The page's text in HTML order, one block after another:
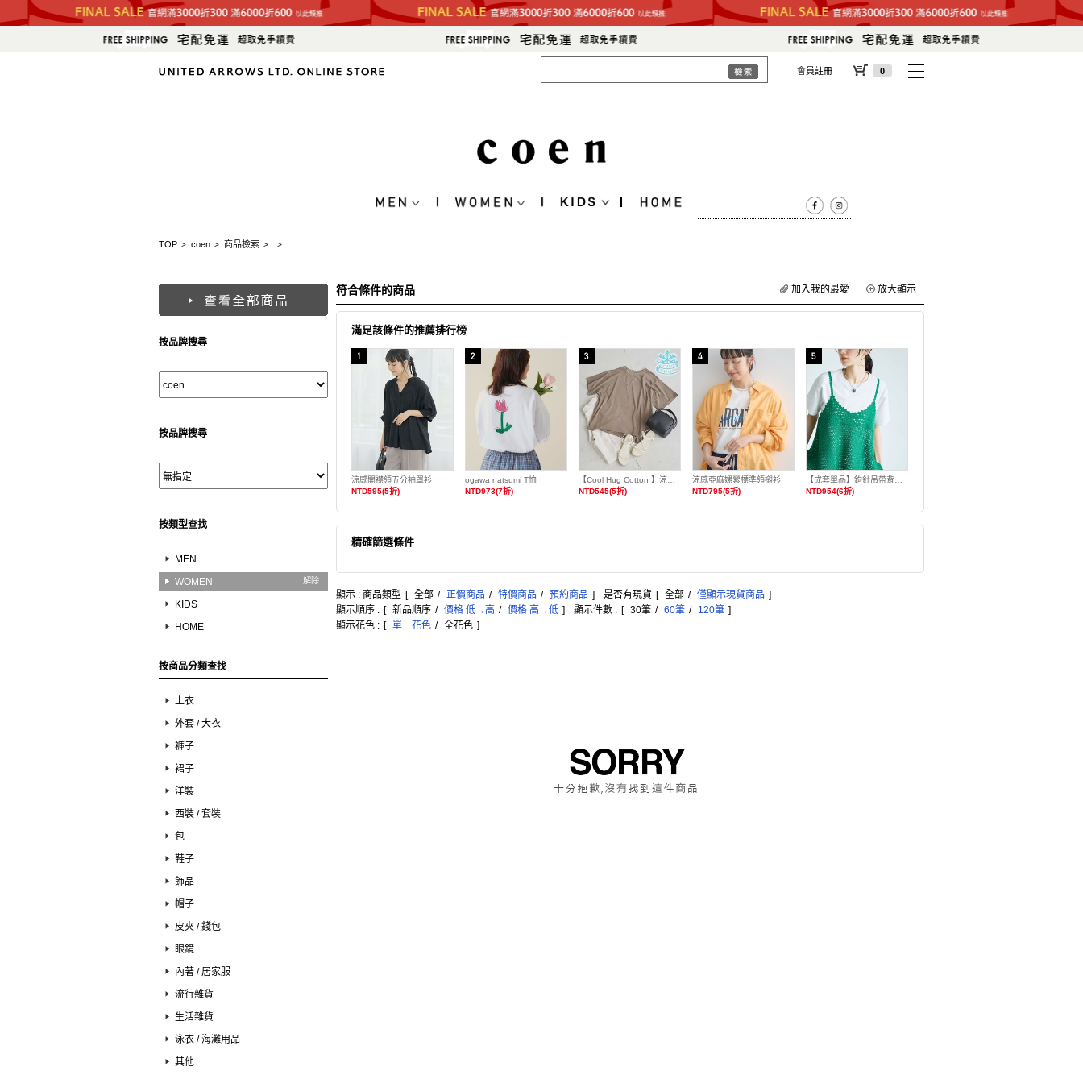
會員註冊 0
TOP > coen > 商品檢索 > >
按品牌搜尋
按品牌搜尋
按類型查找
MEN
WOMEN
解除
KIDS
HOME
按商品分類查找
上衣
外套 / 大衣
褲子
裙子
洋裝
西裝 / 套裝
包
鞋子
飾品
帽子
皮夾 / 錢包
眼鏡
內著 / 居家服
流行雜貨
生活雜貨
泳衣 / 海灘用品
其他
符合條件的商品 放大顯示
加入我的最愛
滿足該條件的推薦排行榜
涼感開襟領五分袖罩衫
NTD595(5折)
ogawa natsumi T恤
NTD973(7折)
NTD545(5折)
涼感亞麻嫘縈標準領襯衫
NTD795(5折)
NTD954(6折)
精確篩選條件
顯示 : 商品類型 [ 全部 / 正價商品 / 特價商品 / 預約商品 ] 是否有現貨 [ 全部 / 僅顯示現貨商品 ]
顯示順序 : [ 新品順序 / 價格 低→高 / 價格 高→低 ] 顯示件數 : [ 30筆 / 60筆 / 120筆 ]
顯示花色 : [ 單一花色 / 全花色 ]